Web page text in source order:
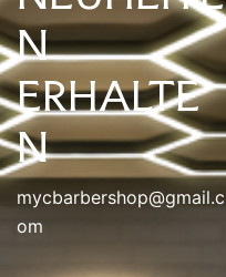
N
ERHALTE
N
mycbarbershop@gmail.c
om